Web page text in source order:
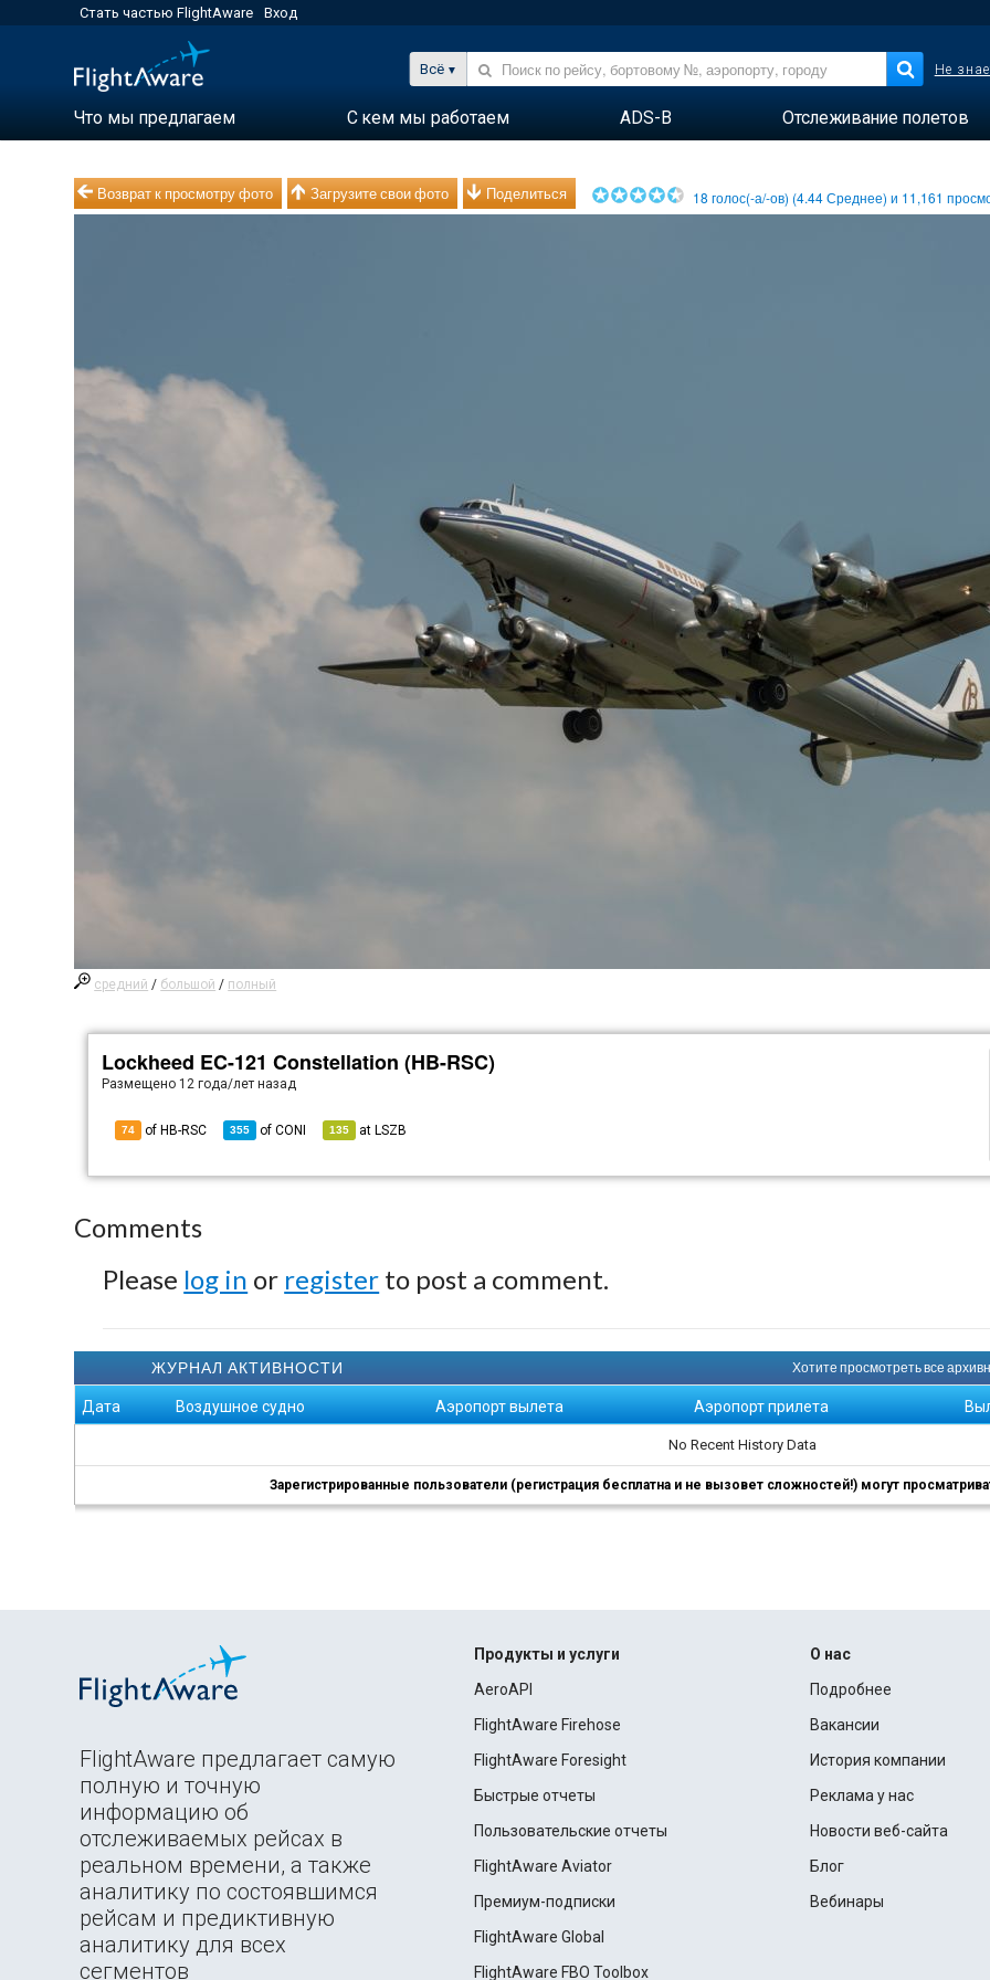
Стать частью FlightAware Вход
Всё Не
Что мы предлагаем С кем мы работаем ADS-B Отслеживание полетов
Возврат к просмотру фото Загрузите свои фото Поделиться 18 голос(-а/-ов) (4.44Среднее) и 11,161
средний / большой / полный
Lockheed EC-121 Constellation (HB-RSC)
Размещено 12 года/лет назад
74 of HB-RSC 355 ofCONI 135 at LSZB
Comments
Please log in or register to post a comment.
ЖУРНАЛ АКТИВНОСТИ Хотите просмотреть все
Дата Воздушное судно Аэропорт вылета Аэропорт прилета
No Recent History Data
Зарегистрированные пользователи (регистрация бесплатна и не вызовет сложностей!) могут
FlightAware предлагает самую
полную и точную
информацию об
отслеживаемых рейсах в
реальном времени, а также
аналитику по состоявшимся
рейсам и предиктивную
аналитику для всех
сегментов
Продукты и услуги
AeroAPI
FlightAware Firehose
FlightAware Foresight
Быстрые отчеты
Пользовательские отчеты
FlightAware Aviator
Премиум-подписки
FlightAware Global
FlightAware FBO Toolbox
О нас
Подробнее
Вакансии
История компании
Реклама у нас
Новости веб-сайта
Блог
Вебинары